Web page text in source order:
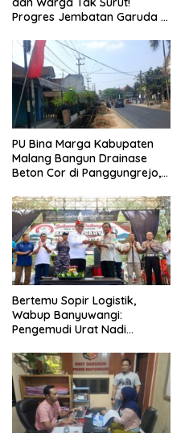
Progres Jembatan Garuda di
PU Bina Marga Kabupaten
Malang Bangun Drainase
Beton Cor di Panggungrejo,
Bertemu Sopir Logistik,
Wabup Banyuwangi:
Pengemudi Urat Nadi